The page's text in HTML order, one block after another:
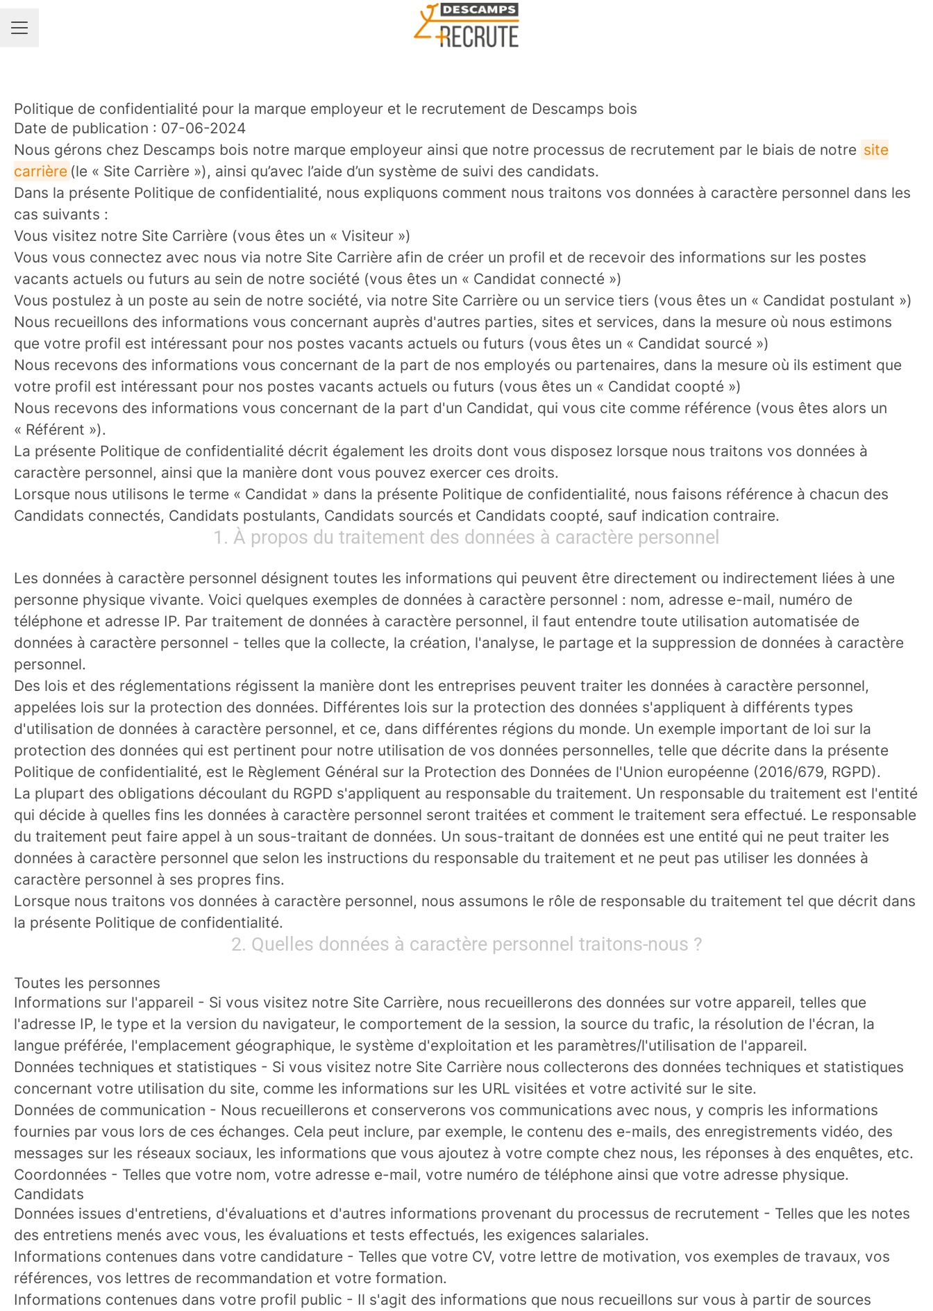
MENU CARRIÈRE
Politique de confidentialité pour la marque employeur et le recrutement de Descamps bois
Date de publication : 07-06-2024
Nous gérons chez Descamps bois notre marque employeur ainsi que notre processus de recrutement par le biais de notre site
carrière (le « Site Carrière »), ainsi qu’avec l’aide d’un système de suivi des candidats.
Dans la présente Politique de confidentialité, nous expliquons comment nous traitons vos données à caractère personnel dans les
cas suivants :
Vous visitez notre Site Carrière (vous êtes un « Visiteur »)
Vous vous connectez avec nous via notre Site Carrière afin de créer un profil et de recevoir des informations sur les postes
vacants actuels ou futurs au sein de notre société (vous êtes un « Candidat connecté »)
Vous postulez à un poste au sein de notre société, via notre Site Carrière ou un service tiers (vous êtes un « Candidat postulant »)
Nous recueillons des informations vous concernant auprès d'autres parties, sites et services, dans la mesure où nous estimons
que votre profil est intéressant pour nos postes vacants actuels ou futurs (vous êtes un « Candidat sourcé »)
Nous recevons des informations vous concernant de la part de nos employés ou partenaires, dans la mesure où ils estiment que
votre profil est intéressant pour nos postes vacants actuels ou futurs (vous êtes un « Candidat coopté »)
Nous recevons des informations vous concernant de la part d'un Candidat, qui vous cite comme référence (vous êtes alors un
« Référent »).
La présente Politique de confidentialité décrit également les droits dont vous disposez lorsque nous traitons vos données à
caractère personnel, ainsi que la manière dont vous pouvez exercer ces droits.
Lorsque nous utilisons le terme « Candidat » dans la présente Politique de confidentialité, nous faisons référence à chacun des
Candidats connectés, Candidats postulants, Candidats sourcés et Candidats coopté, sauf indication contraire.
1. À propos du traitement des données à caractère personnel
Les données à caractère personnel désignent toutes les informations qui peuvent être directement ou indirectement liées à une
personne physique vivante. Voici quelques exemples de données à caractère personnel : nom, adresse e-mail, numéro de
téléphone et adresse IP. Par traitement de données à caractère personnel, il faut entendre toute utilisation automatisée de
données à caractère personnel - telles que la collecte, la création, l'analyse, le partage et la suppression de données à caractère
personnel.
Des lois et des réglementations régissent la manière dont les entreprises peuvent traiter les données à caractère personnel,
appelées lois sur la protection des données. Différentes lois sur la protection des données s'appliquent à différents types
d'utilisation de données à caractère personnel, et ce, dans différentes régions du monde. Un exemple important de loi sur la
protection des données qui est pertinent pour notre utilisation de vos données personnelles, telle que décrite dans la présente
Politique de confidentialité, est le Règlement Général sur la Protection des Données de l'Union européenne (2016/679, RGPD).
La plupart des obligations découlant du RGPD s'appliquent au responsable du traitement. Un responsable du traitement est l'entité
qui décide à quelles fins les données à caractère personnel seront traitées et comment le traitement sera effectué. Le responsable
du traitement peut faire appel à un sous-traitant de données. Un sous-traitant de données est une entité qui ne peut traiter les
données à caractère personnel que selon les instructions du responsable du traitement et ne peut pas utiliser les données à
caractère personnel à ses propres fins.
Lorsque nous traitons vos données à caractère personnel, nous assumons le rôle de responsable du traitement tel que décrit dans
la présente Politique de confidentialité.
2. Quelles données à caractère personnel traitons-nous ?
Toutes les personnes
Informations sur l'appareil - Si vous visitez notre Site Carrière, nous recueillerons des données sur votre appareil, telles que
l'adresse IP, le type et la version du navigateur, le comportement de la session, la source du trafic, la résolution de l'écran, la
langue préférée, l'emplacement géographique, le système d'exploitation et les paramètres/l'utilisation de l'appareil.
Données techniques et statistiques - Si vous visitez notre Site Carrière nous collecterons des données techniques et statistiques
concernant votre utilisation du site, comme les informations sur les URL visitées et votre activité sur le site.
Données de communication - Nous recueillerons et conserverons vos communications avec nous, y compris les informations
fournies par vous lors de ces échanges. Cela peut inclure, par exemple, le contenu des e-mails, des enregistrements vidéo, des
messages sur les réseaux sociaux, les informations que vous ajoutez à votre compte chez nous, les réponses à des enquêtes, etc.
Coordonnées - Telles que votre nom, votre adresse e-mail, votre numéro de téléphone ainsi que votre adresse physique.
Candidats
Données issues d'entretiens, d'évaluations et d'autres informations provenant du processus de recrutement - Telles que les notes
des entretiens menés avec vous, les évaluations et tests effectués, les exigences salariales.
Informations contenues dans votre candidature - Telles que votre CV, votre lettre de motivation, vos exemples de travaux, vos
références, vos lettres de recommandation et votre formation.
Informations contenues dans votre profil public - Il s'agit des informations que nous recueillons sur vous à partir de sources